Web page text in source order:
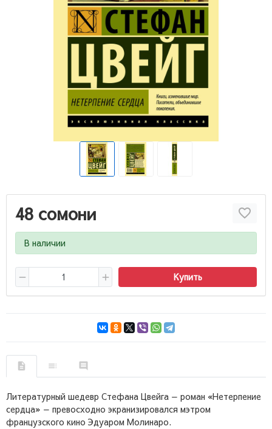
48 сомони
В наличии
Купить
Литературный шедевр Стефана Цвейга — роман «Нетерпение
сердца» — превосходно экранизировался мэтром
французского кино Эдуаром Молинаро.